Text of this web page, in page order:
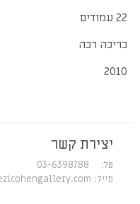
22 עמודים
כריכה רכה
2010
יצירת קשר
טל: 03-6398788
מייל: